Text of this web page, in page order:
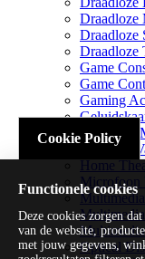
Draadloze
Draadloze
Draadloze
Game
Game
Gaming
Handheld
Headsets
Home
Microfoon
Optical
Cookie Policy
Functionele cookies
Deze cookies zorgen
van de website,
met jouw gegevens,